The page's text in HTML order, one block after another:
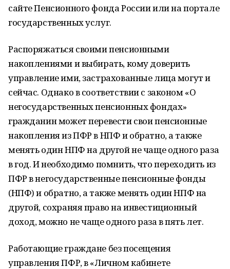
сайте Пенсионного фонда России или на портале
государственных услуг.
Распоряжаться своими пенсионными
накоплениями и выбирать, кому доверить
управление ими, застрахованные лица могут и
сейчас. Однако в соответствии с законом «О
негосударственных пенсионных фондах»
гражданин может перевести свои пенсионные
накопления из ПФР в НПФ и обратно, а также
менять один НПФ на другой не чаще одного раза
в год. И необходимо помнить, что переходить из
ПФР в негосударственные пенсионные фонды
(НПФ) и обратно, а также менять один НПФ на
другой, сохраняя право на инвестиционный
доход, можно не чаще одного раза в пять лет.
Работающие граждане без посещения
управления ПФР, в «Личном кабинете